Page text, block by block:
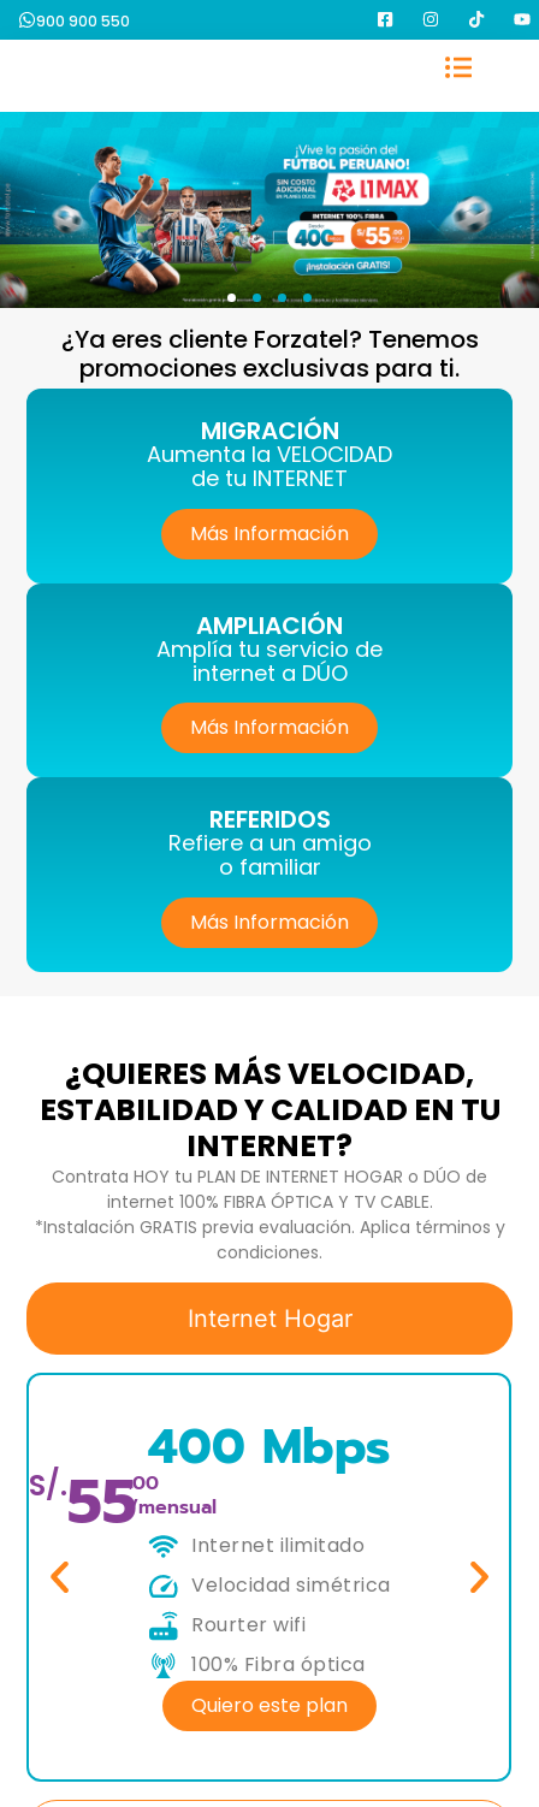
900 900 550
¿Ya eres cliente Forzatel? Tenemos
promociones exclusivas para ti.
MIGRACIÓN
Aumenta la VELOCIDAD
de tu INTERNET
Más Información
AMPLIACIÓN
Amplía tu servicio de
internet a DÚO
Más Información
REFERIDOS
Refiere a un amigo
o familiar
Más Información
¿QUIERES MÁS VELOCIDAD,
ESTABILIDAD Y CALIDAD EN TU
INTERNET?
Contrata HOY tu PLAN DE INTERNET HOGAR o DÚO de
internet 100% FIBRA ÓPTICA Y TV CABLE.
*Instalación GRATIS previa evaluación. Aplica términos y
condiciones.
Internet Hogar
400 Mbps
S/.55.00
/mensual
Internet ilimitado
Velocidad simétrica
Rourter wifi
100% Fibra óptica
Quiero este plan